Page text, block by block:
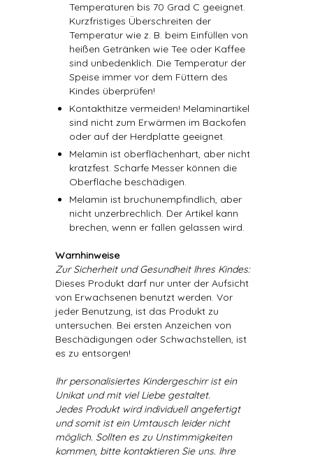
Temperaturen bis 70 Grad C geeignet.
Kurzfristiges Überschreiten der
Temperatur wie z. B. beim Einfüllen von
heißen Getränken wie Tee oder Kaffee
sind unbedenklich. Die Temperatur der
Speise immer vor dem Füttern des
Kindes überprüfen!
Kontakthitze vermeiden! Melaminartikel
sind nicht zum Erwärmen im Backofen
oder auf der Herdplatte geeignet.
Melamin ist oberflächenhart, aber nicht
kratzfest. Scharfe Messer können die
Oberfläche beschädigen.
Melamin ist bruchunempfindlich, aber
nicht unzerbrechlich. Der Artikel kann
brechen, wenn er fallen gelassen wird.
Warnhinweise
Zur Sicherheit und Gesundheit Ihres Kindes:
Dieses Produkt darf nur unter der Aufsicht
von Erwachsenen benutzt werden. Vor
jeder Benutzung, ist das Produkt zu
untersuchen. Bei ersten Anzeichen von
Beschädigungen oder Schwachstellen, ist
es zu entsorgen!
Ihr personalisiertes Kindergeschirr ist ein
Unikat und mit viel Liebe gestaltet.
Jedes Produkt wird individuell angefertigt
und somit ist ein Umtausch leider nicht
möglich. Sollten es zu Unstimmigkeiten
kommen, bitte kontaktieren Sie uns. Ihre